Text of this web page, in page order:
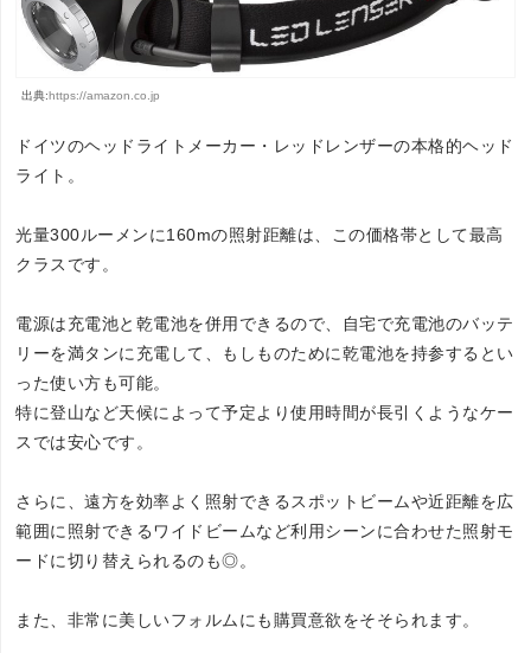
出典:https://amazon.co.jp
ドイツのヘッドライトメーカー・レッドレンザーの本格的ヘッド
ライト。
光量300ルーメンに160mの照射距離は、この価格帯として最高
クラスです。
電源は充電池と乾電池を併用できるので、自宅で充電池のバッテ
リーを満タンに充電して、もしものために乾電池を持参するとい
った使い方も可能。
特に登山など天候によって予定より使用時間が長引くようなケー
スでは安心です。
さらに、遠方を効率よく照射できるスポットビームや近距離を広
範囲に照射できるワイドビームなど利用シーンに合わせた照射モ
ードに切り替えられるのも◎。
また、非常に美しいフォルムにも購買意欲をそそられます。